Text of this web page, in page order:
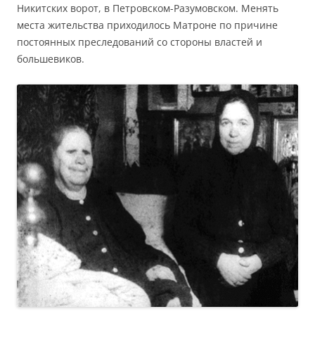
Никитских ворот, в Петровском-Разумовском. Менять
места жительства приходилось Матроне по причине
постоянных преследований со стороны властей и
большевиков.